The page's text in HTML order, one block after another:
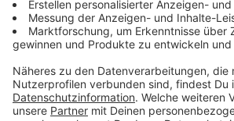
Innenstädten geplant, sagte uns eine
Anzeige